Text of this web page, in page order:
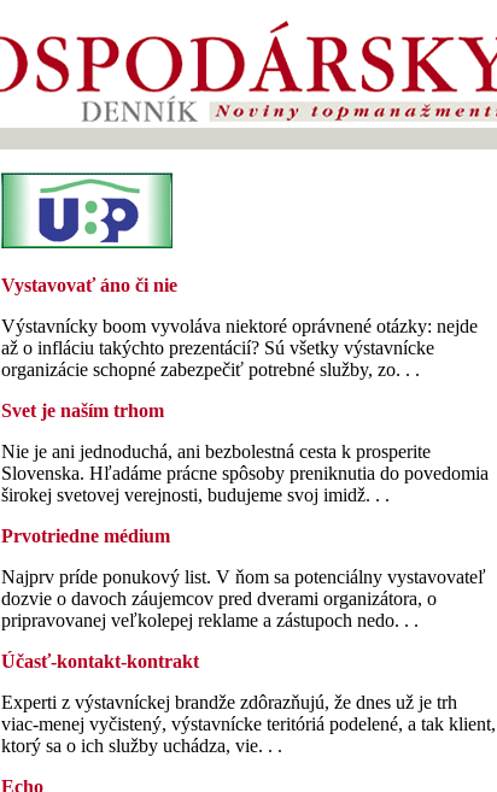
Vystavovať áno či nie
Výstavnícky boom vyvoláva niektoré oprávnené otázky: nejde
až o infláciu takýchto prezentácií? Sú všetky výstavnícke
organizácie schopné zabezpečiť potrebné služby, zo. . .
Svet je naším trhom
Nie je ani jednoduchá, ani bezbolestná cesta k prosperite
Slovenska. Hľadáme prácne spôsoby preniknutia do povedomia
širokej svetovej verejnosti, budujeme svoj imidž. . .
Prvotriedne médium
Najprv príde ponukový list. V ňom sa potenciálny vystavovateľ
dozvie o davoch záujemcov pred dverami organizátora, o
pripravovanej veľkolepej reklame a zástupoch nedo. . .
Účasť-kontakt-kontrakt
Experti z výstavníckej brandže zdôrazňujú, že dnes už je trh
viac-menej vyčistený, výstavnícke teritóriá podelené, a tak klient,
ktorý sa o ich služby uchádza, vie. . .
Echo